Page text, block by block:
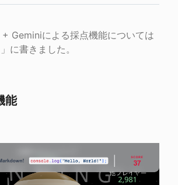
Geminiによる採点機能については
に書きました。
能